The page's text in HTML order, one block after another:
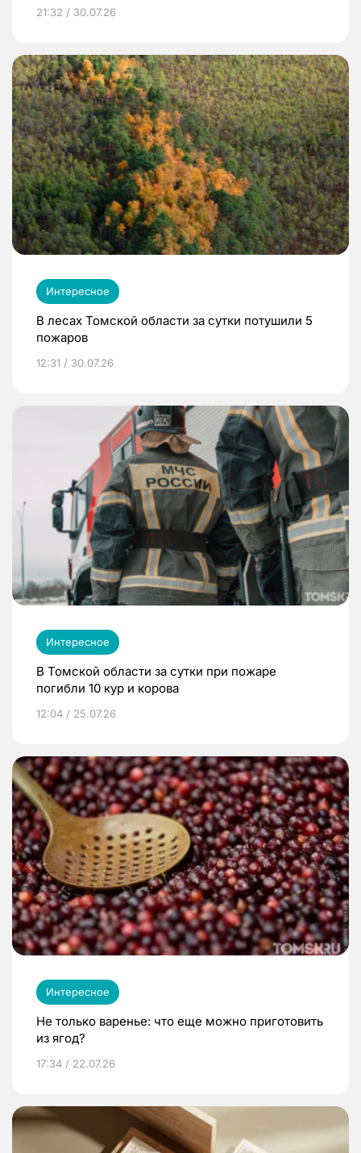
21:32 / 30.07.26
Интересное
В лесах Томской области за сутки потушили 5
пожаров
12:31 / 30.07.26
Интересное
В Томской области за сутки при пожаре
погибли 10 кур и корова
12:04 / 25.07.26
Интересное
Не только варенье: что еще можно приготовить
из ягод?
17:34 / 22.07.26